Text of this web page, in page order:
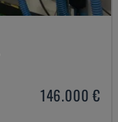
146.000 €